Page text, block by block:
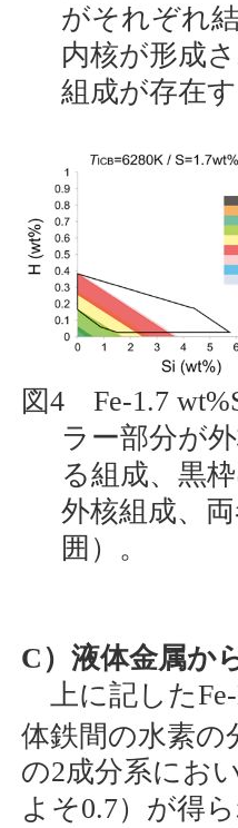
がそれぞれ
内核が形成
組成が存在
図4 Fe-1.7
ラー部分が
る組成、黒
外核組成、
囲）。
C）液体金属か
上に記した
体鉄間の水素の
の2成分系にお
よそ0.7）が得